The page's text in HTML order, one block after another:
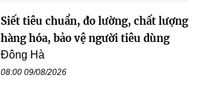
Siết tiêu chuẩn, đo lường, chất lượng
hàng hóa, bảo vệ người tiêu dùng
Đông Hà
08:00 09/08/2026